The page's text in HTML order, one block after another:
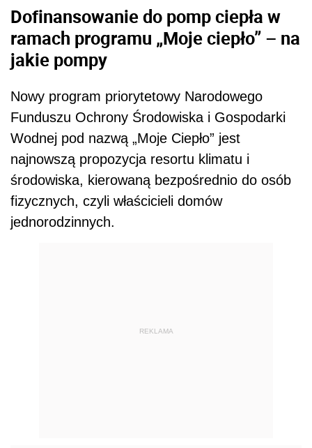
Dofinansowanie do pomp ciepła w
ramach programu „Moje ciepło” – na
jakie pompy
Nowy program priorytetowy Narodowego
Funduszu Ochrony Środowiska i Gospodarki
Wodnej pod nazwą „Moje Ciepło” jest
najnowszą propozycja resortu klimatu i
środowiska, kierowaną bezpośrednio do osób
fizycznych, czyli właścicieli domów
jednorodzinnych.
REKLAMA